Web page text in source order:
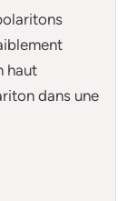
haut
dans une